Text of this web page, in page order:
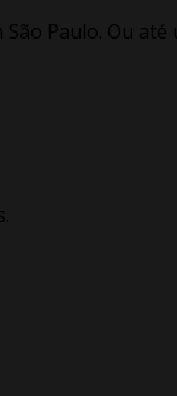
Paulo. Ou até